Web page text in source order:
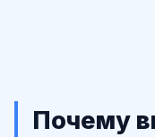
Почему